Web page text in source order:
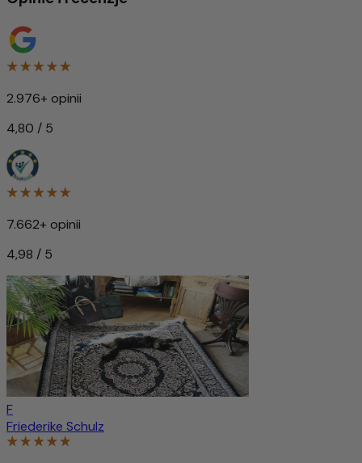
2.976+ opinii
4,80 / 5
7.662+ opinii
4,98 / 5
F
Friederike Schulz